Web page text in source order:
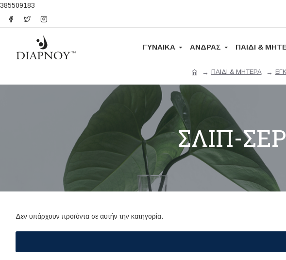
385509183
ΓΥΝΑΙΚΑ ΑΝΔΡΑΣ ΠΑΙΔΙ &
ΠΑΙΔΙ & ΜΗΤΕΡΑ
ΣΛΙΠ-
Δεν υπάρχουν προϊόντα σε αυτήν την κατηγορία.